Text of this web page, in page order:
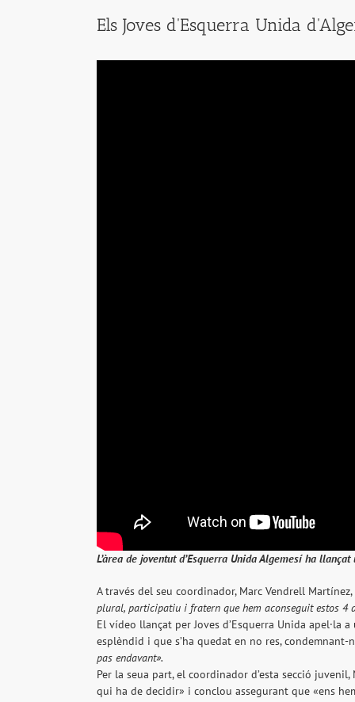
Els Joves d'Esquerra Unida
L’àrea de joventut d’Esquerra Unida Algemesí ha
A través del seu coordinador, Marc Vendrell
plural, participatiu i fratern que hem aconseguit estos 4
El vídeo llançat per Joves d’Esquerra Unida
esplèndid i que s’ha quedat en no res,
pas endavant».
Per la seua part, el coordinador d’esta secció
qui ha de decidir» i conclou assegurant que «ens